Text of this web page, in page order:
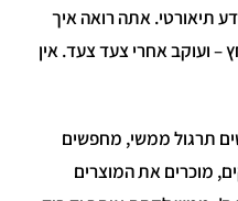
תיאורטי. אתה רואה איך
– ועוקב אחרי צעד צעד. אין
תרגול ממשי, מחפשים
מוכרים את המוצרים